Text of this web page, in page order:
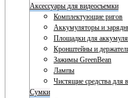
Аксессуары для видеосъемки
Комплектующие ригов
Аккумуляторы и
Площадки для
Кронштейны и
Зажимы GreenBean
Лампы
Чистящие средства для
Сумки